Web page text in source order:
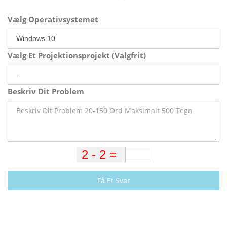
Vælg Operativsystemet
Vælg Et Projektionsprojekt (Valgfrit)
Beskriv Dit Problem
Få Et Svar